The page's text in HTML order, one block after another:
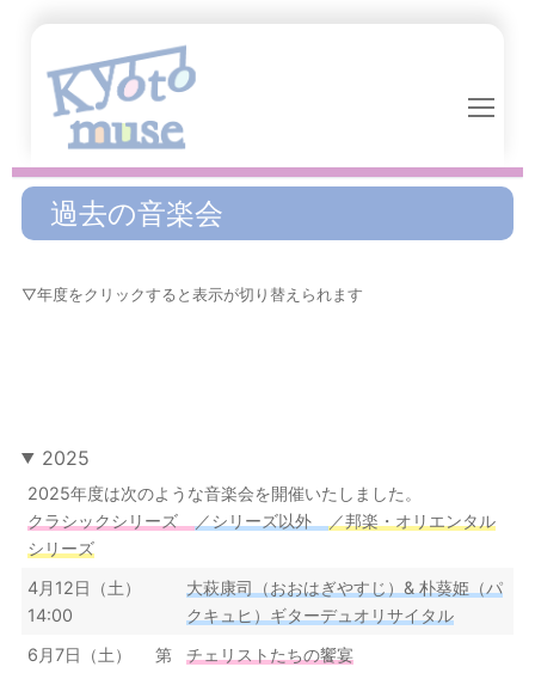
へ
ス
プ
過去の音楽会
▽年度をクリックすると表示が切り替えられます
2025
2025年度は次のような音楽会を開催いたしました。
クラシックシリーズ
／シリーズ以外
／邦楽・オリエンタル
シリーズ
4月12日（土）
14:00
大萩康司（おおはぎやすじ）& 朴葵姫（パ
クキュヒ）ギターデュオリサイタル
6月7日（土）
第
チェリストたちの饗宴